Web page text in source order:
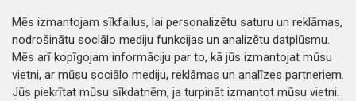
Mēs izmantojam sīkfailus, lai personalizētu saturu un reklāmas,
nodrošinātu sociālo mediju funkcijas un analizētu datplūsmu.
Mēs arī kopīgojam informāciju par to, kā jūs izmantojat mūsu
vietni, ar mūsu sociālo mediju, reklāmas un analīzes partneriem.
Jūs piekrītat mūsu sīkdatnēm, ja turpināt izmantot mūsu vietni.